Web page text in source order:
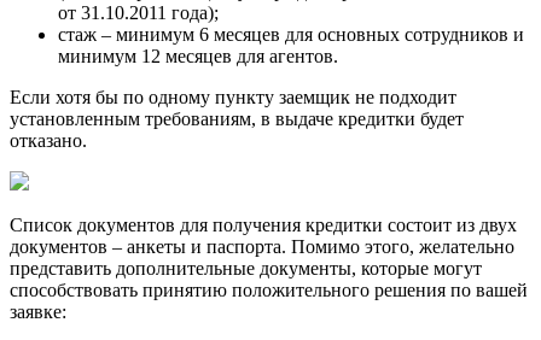
от 31.10.2011 года);
стаж ‒ минимум 6 месяцев для основных сотрудников и
минимум 12 месяцев для агентов.
Если хотя бы по одному пункту заемщик не подходит
установленным требованиям, в выдаче кредитки будет
отказано.
Список документов для получения кредитки состоит из двух
документов ‒ анкеты и паспорта. Помимо этого, желательно
представить дополнительные документы, которые могут
способствовать принятию положительного решения по вашей
заявке: